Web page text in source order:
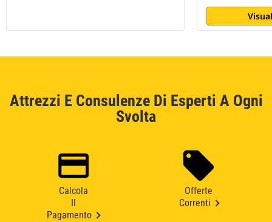
Attrezzi E Consulenze Di Esperti A Ogni
Svolta
Calcola
Pagamento
Offerte
Correnti